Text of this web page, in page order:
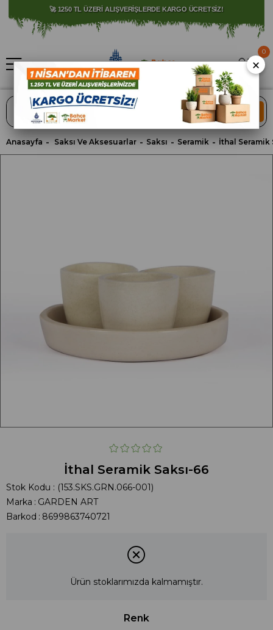
⚠️ SATIŞLARIMIZ YALNIZCA İSTANBUL İLİ İLE SINIRLIDIR.
ARA
0
Anasayfa Saksı Ve Aksesuarlar Saksı Seramik İthal Seramik
İthal Seramik Saksı-66
Stok Kodu
(153.SKS.GRN.066-001)
Marka : GARDEN ART
Barkod : 8699863740721
Ürün stoklarımızda kalmamıştır.
Renk
×